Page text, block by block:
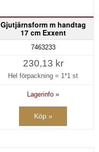
Gjutjärnsform m handtag
17 cm Exxent
7463233
230,13 kr
Hel förpackning = 1*1 st
Lagerinfo »
Köp »